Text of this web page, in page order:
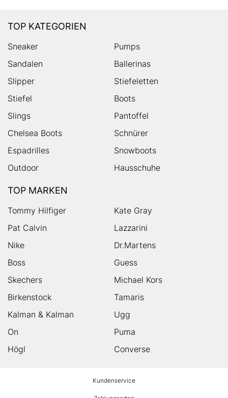
TOP KATEGORIEN
Sneaker
Pumps
Sandalen
Ballerinas
Slipper
Stiefeletten
Stiefel
Boots
Slings
Pantoffel
Chelsea Boots
Schnürer
Espadrilles
Snowboots
Outdoor
Hausschuhe
TOP MARKEN
Tommy Hilfiger
Kate Gray
Pat Calvin
Lazzarini
Nike
Dr.Martens
Boss
Guess
Skechers
Michael Kors
Birkenstock
Tamaris
Kalman & Kalman
Ugg
On
Puma
Högl
Converse
Kundenservice